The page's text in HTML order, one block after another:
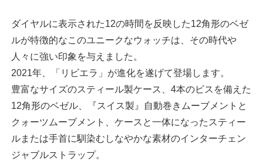
ダイヤルに表示された12の時間を反映した12角形のベゼ
ルが特徴的なこのユニークなウォッチは、その時代や
人々に強い印象を与えました。
2021年、「リビエラ」が進化を遂げて登場します。
豊富なサイズのスティール製ケース、4本のビスを備えた
12角形のベゼル、『スイス製』自動巻きムーブメントと
クォーツムーブメント、ケースと一体になったスティー
ルまたは手首に馴染むしなやかな素材のインターチェン
ジャブルストラップ。